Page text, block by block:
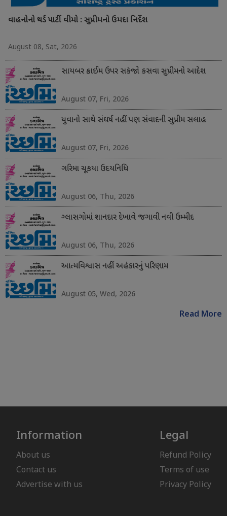
વાહનોનો થર્ડ પાર્ટી વીમો : સુપ્રીમનો ઉમદા નિર્દેશ
August 08, Sat, 2026
સાયબર ક્રાઈમ ઉપર સકંજો કસવા સુપ્રીમનો આદેશ
August 07, Fri, 2026
યુવાનો સાથે સંઘર્ષ નહીં પણ સંવાદની સુપ્રીમ સલાહ
August 07, Fri, 2026
ગરિમા ચૂકયા ઉદયનિધિ
August 06, Thu, 2026
ગ્લાસગોમાં શાનદાર દેખાવે જગાવી નવી ઉમ્મીદ
August 06, Thu, 2026
આત્મવિશ્વાસ નહીં અહંકારનું પરિણામ
August 05, Wed, 2026
Read More
Information
About us
Contact us
Advertise with us
Legal
Refund Policy
Terms of use
Privacy Policy